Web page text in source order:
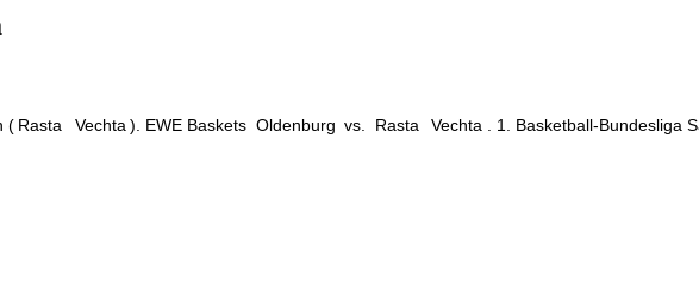
( Rasta Vechta ). EWE Baskets Oldenburg vs. Rasta Vechta . 1. Basketball-Bundesliga